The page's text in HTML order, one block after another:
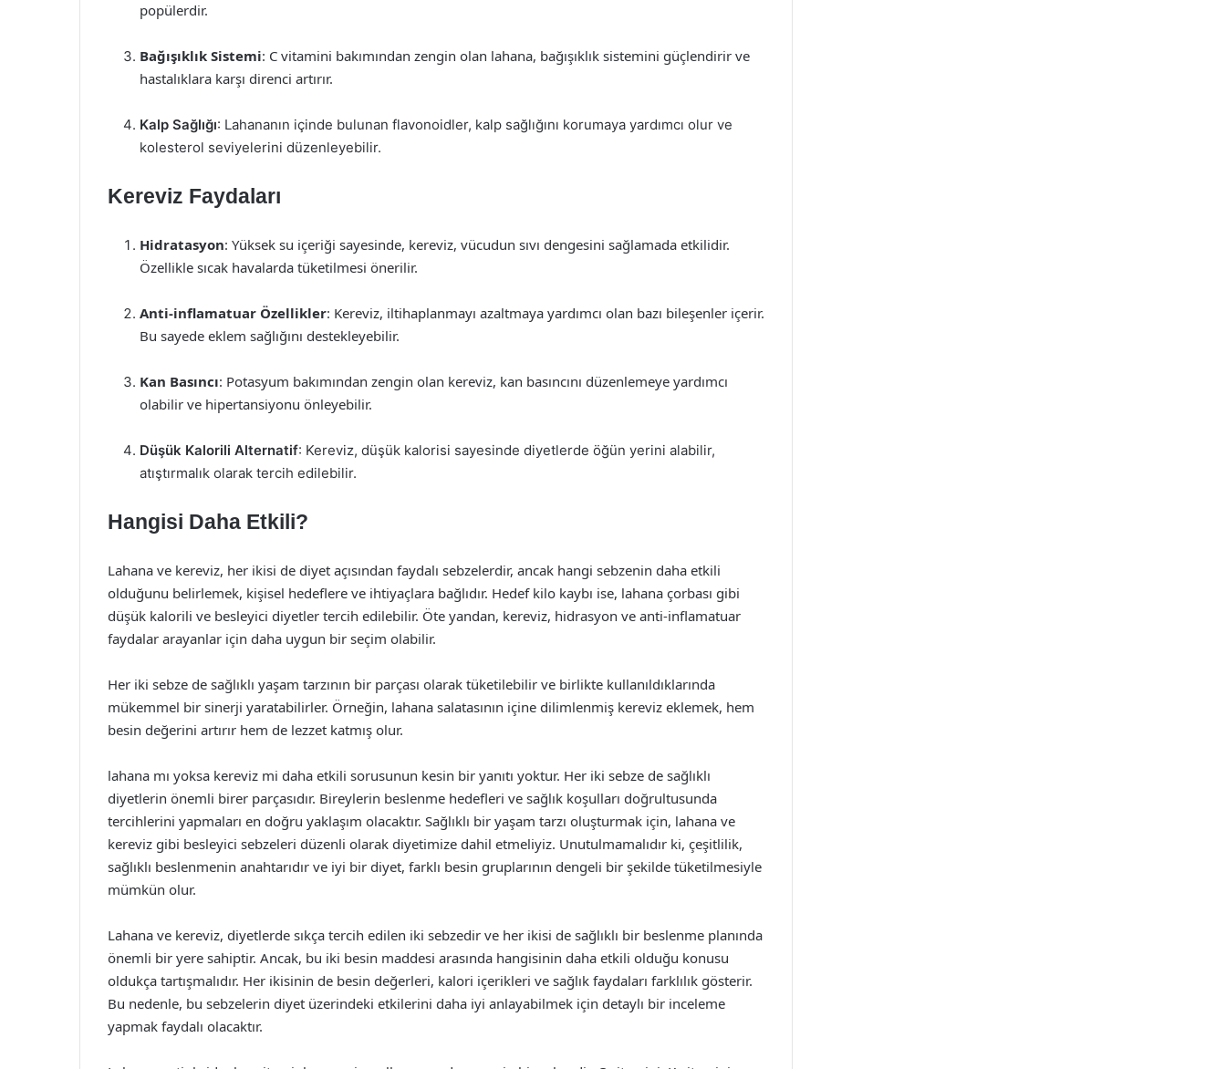
popülerdir.
Bağışıklık Sistemi: C vitamini bakımından zengin olan lahana, bağışıklık sistemini güçlendirir ve
hastalıklara karşı direnci artırır.
Kalp Sağlığı: Lahananın içinde bulunan flavonoidler, kalp sağlığını korumaya yardımcı olur ve
kolesterol seviyelerini düzenleyebilir.
Kereviz Faydaları
Hidratasyon: Yüksek su içeriği sayesinde, kereviz, vücudun sıvı dengesini sağlamada etkilidir.
Özellikle sıcak havalarda tüketilmesi önerilir.
Anti-inflamatuar Özellikler: Kereviz, iltihaplanmayı azaltmaya yardımcı olan bazı bileşenler içerir.
Bu sayede eklem sağlığını destekleyebilir.
Kan Basıncı: Potasyum bakımından zengin olan kereviz, kan basıncını düzenlemeye yardımcı
olabilir ve hipertansiyonu önleyebilir.
Düşük Kalorili Alternatif: Kereviz, düşük kalorisi sayesinde diyetlerde öğün yerini alabilir,
atıştırmalık olarak tercih edilebilir.
Hangisi Daha Etkili?
Lahana ve kereviz, her ikisi de diyet açısından faydalı sebzelerdir, ancak hangi sebzenin daha etkili
olduğunu belirlemek, kişisel hedeflere ve ihtiyaçlara bağlıdır. Hedef kilo kaybı ise, lahana çorbası gibi
düşük kalorili ve besleyici diyetler tercih edilebilir. Öte yandan, kereviz, hidrasyon ve anti-inflamatuar
faydalar arayanlar için daha uygun bir seçim olabilir.
Her iki sebze de sağlıklı yaşam tarzının bir parçası olarak tüketilebilir ve birlikte kullanıldıklarında
mükemmel bir sinerji yaratabilirler. Örneğin, lahana salatasının içine dilimlenmiş kereviz eklemek, hem
besin değerini artırır hem de lezzet katmış olur.
lahana mı yoksa kereviz mi daha etkili sorusunun kesin bir yanıtı yoktur. Her iki sebze de sağlıklı
diyetlerin önemli birer parçasıdır. Bireylerin beslenme hedefleri ve sağlık koşulları doğrultusunda
tercihlerini yapmaları en doğru yaklaşım olacaktır. Sağlıklı bir yaşam tarzı oluşturmak için, lahana ve
kereviz gibi besleyici sebzeleri düzenli olarak diyetimize dahil etmeliyiz. Unutulmamalıdır ki, çeşitlilik,
sağlıklı beslenmenin anahtarıdır ve iyi bir diyet, farklı besin gruplarının dengeli bir şekilde tüketilmesiyle
mümkün olur.
Lahana ve kereviz, diyetlerde sıkça tercih edilen iki sebzedir ve her ikisi de sağlıklı bir beslenme planında
önemli bir yere sahiptir. Ancak, bu iki besin maddesi arasında hangisinin daha etkili olduğu konusu
oldukça tartışmalıdır. Her ikisinin de besin değerleri, kalori içerikleri ve sağlık faydaları farklılık gösterir.
Bu nedenle, bu sebzelerin diyet üzerindeki etkilerini daha iyi anlayabilmek için detaylı bir inceleme
yapmak faydalı olacaktır.